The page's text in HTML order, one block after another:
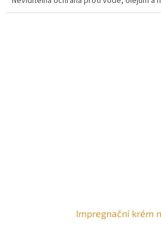
Impregnační krém